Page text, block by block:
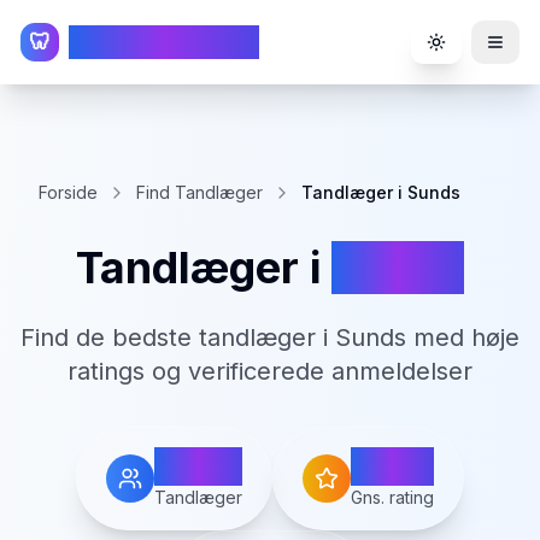
🦷 Toggle
Forside Find Tandlæger Tandlæger i Sunds
Tandlæger i
Find de bedste tandlæger i Sunds med høje
ratings og verificerede anmeldelser
Tandlæger Gns. rating